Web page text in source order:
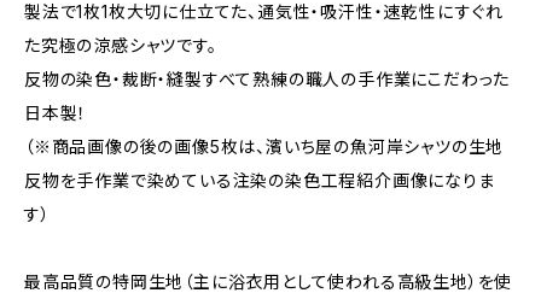
製法で1枚1枚大切に仕立てた、通気性・吸汗性・速乾性にすぐれ
た究極の涼感シャツです。
反物の染色・裁断・縫製すべて熟練の職人の手作業にこだわった
日本製！
（※商品画像の後の画像5枚は、濱いち屋の魚河岸シャツの生地
反物を手作業で染めている注染の染色工程紹介画像になりま
す）
最高品質の特岡生地（主に浴衣用として使われる高級生地）を使